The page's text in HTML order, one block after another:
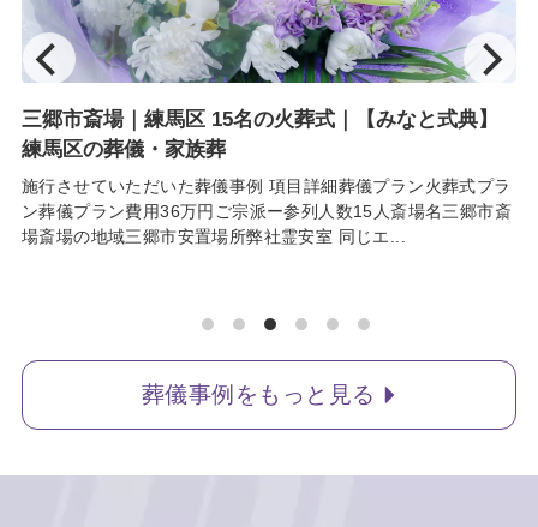
三郷市斎場｜練馬区 15名の火葬式｜【みなと式典】
練馬区の葬儀・家族葬
施行させていただいた葬儀事例 項目詳細葬儀プラン火葬式プラ
ン葬儀プラン費用36万円ご宗派ー参列人数15人斎場名三郷市斎
場斎場の地域三郷市安置場所弊社霊安室 同じエ...
葬儀事例をもっと見る